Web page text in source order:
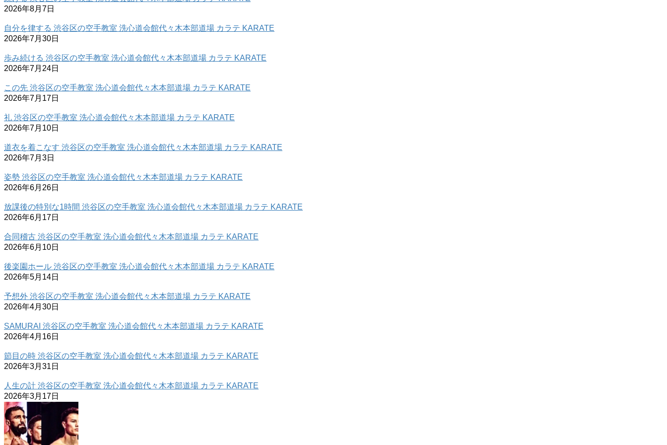
2026年8月7日
自分を律する 渋谷区の空手教室 洗心道会館代々木本部道場 カラテ KARATE
2026年7月30日
歩み続ける 渋谷区の空手教室 洗心道会館代々木本部道場 カラテ KARATE
2026年7月24日
この先 渋谷区の空手教室 洗心道会館代々木本部道場 カラテ KARATE
2026年7月17日
礼 渋谷区の空手教室 洗心道会館代々木本部道場 カラテ KARATE
2026年7月10日
道衣を着こなす 渋谷区の空手教室 洗心道会館代々木本部道場 カラテ KARATE
2026年7月3日
姿勢 渋谷区の空手教室 洗心道会館代々木本部道場 カラテ KARATE
2026年6月26日
放課後の特別な1時間 渋谷区の空手教室 洗心道会館代々木本部道場 カラテ KARATE
2026年6月17日
合同稽古 渋谷区の空手教室 洗心道会館代々木本部道場 カラテ KARATE
2026年6月10日
後楽園ホール 渋谷区の空手教室 洗心道会館代々木本部道場 カラテ KARATE
2026年5月14日
予想外 渋谷区の空手教室 洗心道会館代々木本部道場 カラテ KARATE
2026年4月30日
SAMURAI 渋谷区の空手教室 洗心道会館代々木本部道場 カラテ KARATE
2026年4月16日
節目の時 渋谷区の空手教室 洗心道会館代々木本部道場 カラテ KARATE
2026年3月31日
人生の計 渋谷区の空手教室 洗心道会館代々木本部道場 カラテ KARATE
2026年3月17日